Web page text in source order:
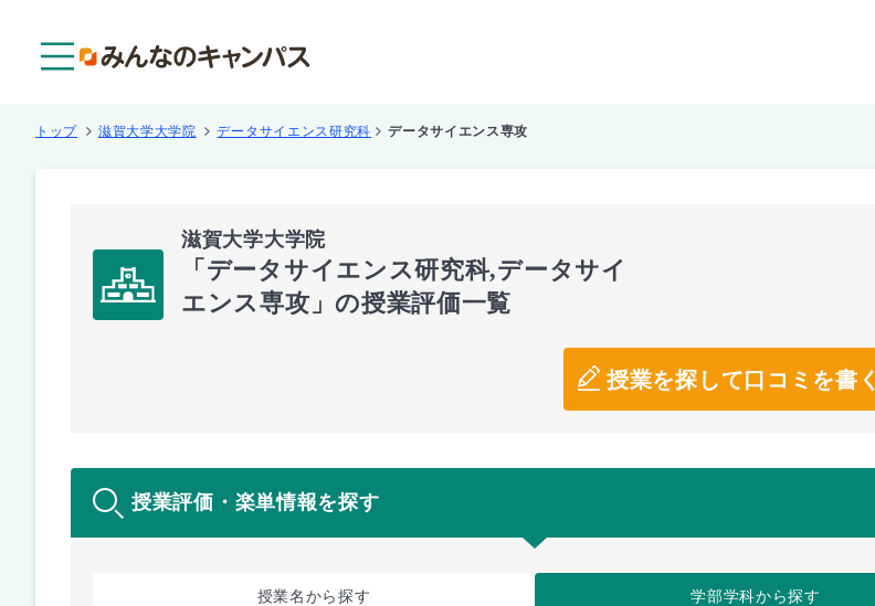
トップ 滋賀大学大学院 データサイエンス研究科 データサイエンス専攻
滋賀大学大学院
「データサイエンス研究科,データサイ
エンス専攻」の授業評価一覧
授業を探して口コミを書く
授業評価・楽単情報を探す
授業名から探す 学部学科から探す